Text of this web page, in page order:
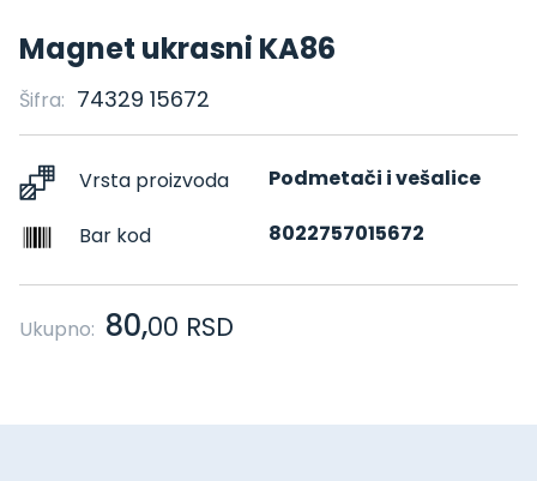
Magnet ukrasni KA86
Šifra: 74329 15672
Vrsta proizvoda Podmetači i vešalice
Bar kod 8022757015672
Ukupno: 80,00 RSD